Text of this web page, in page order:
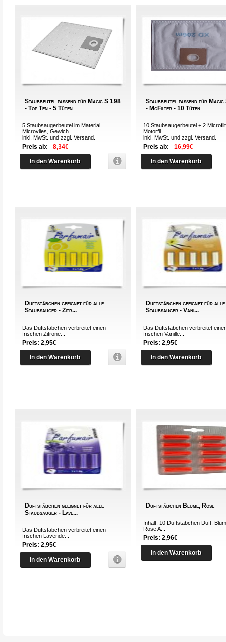
Staubbeutel passend für Magic S 198
- Top Ten - 5 Tüten
5 Staubsaugerbeutel im Material
Microvlies, Gewich...
inkl. MwSt. und zzgl.Versand
Preis ab: 8,34€
In den Warenkorb
Staubbeutel passend für
- McFilter - 10 Tüten
10 Staubsaugerbeutel + 2
Motorfil...
inkl. MwSt. und zzgl.Versand
Preis ab: 16,99€
In den Warenkorb
Duftstäbchen geeignet für alle
Staubsauger - Zitr...
Das Duftstäbchen verbreitet einen
frischen Zitrone...
Preis: 2,95€
In den Warenkorb
Duftstäbchen geeignet für alle
Staubsauger - Vani...
Das Duftstäbchen verbreitet
frischen Vanille...
Preis: 2,95€
In den Warenkorb
Duftstäbchen geeignet für alle
Staubsauger - Lave...
Das Duftstäbchen verbreitet einen
frischen Lavende...
Preis: 2,95€
In den Warenkorb
Duftstäbchen Blume, Rose
Inhalt: 10 Duftstäbchen Duft:
Rose A...
Preis: 2,96€
In den Warenkorb